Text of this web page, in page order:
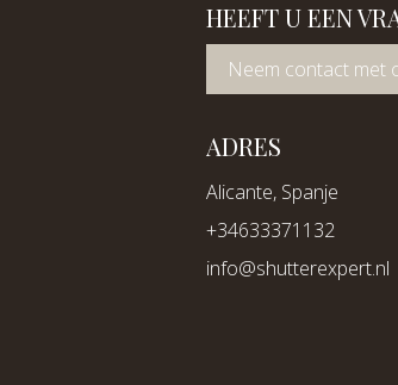
HEEFT U EEN
Neem contact met
ADRES
Alicante, Spanje
+34633371132
info@shutterexpert.nl